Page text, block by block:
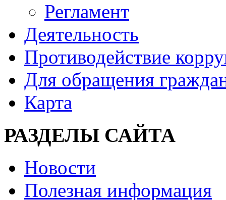
Регламент
Деятельность
Противодействие
Для обращения
Карта
РАЗДЕЛЫ САЙТА
Новости
Полезная информация